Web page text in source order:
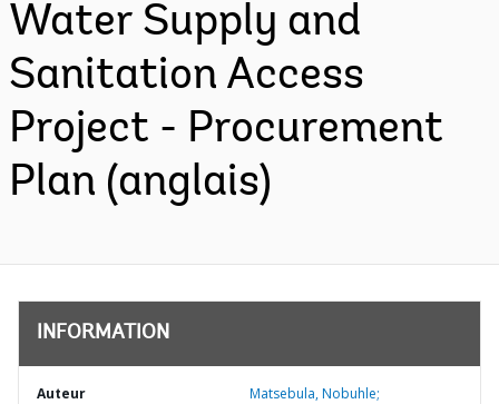
Water Supply and
Sanitation Access
Project - Procurement
Plan (anglais)
INFORMATION
Auteur Matsebula, Nobuhle;